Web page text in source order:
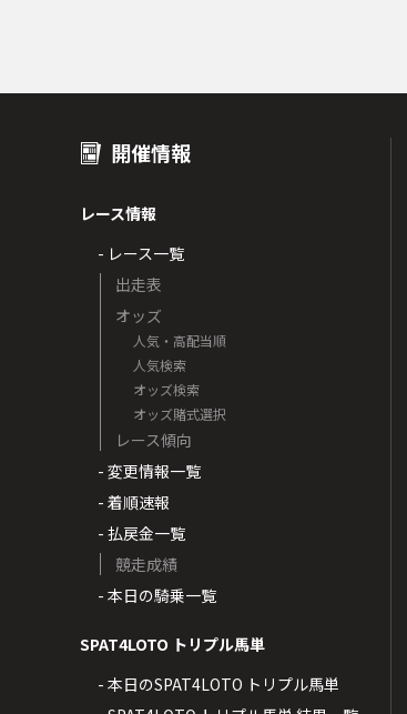
開催情報
レース情報
- レース一覧
出走表
オッズ
人気・高配当順
人気検索
オッズ検索
オッズ賭式選択
レース傾向
- 変更情報一覧
- 着順速報
- 払戻金一覧
競走成績
- 本日の騎乗一覧
SPAT4LOTO トリプル馬単
- 本日のSPAT4LOTO トリプル馬単